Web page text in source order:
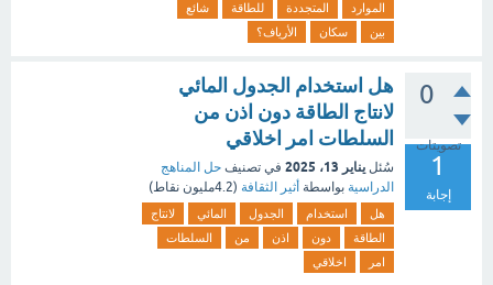
الموارد
المتجددة للطاقة
شائع
بين
سكان الأرياف؟
0
تصويتات
1
إجابة
هل استخدام الجدول المائي
لانتاج الطاقة دون اذن من
السلطات امر اخلاقي
سُئل يناير 13، 2025 في تصنيف حل المناهج
الدراسية بواسطة أثير الثقافة (4.2مليون نقاط)
هل استخدام الجدول المائي
لانتاج
الطاقة
دون اذن من
السلطات
امر
اخلاقي